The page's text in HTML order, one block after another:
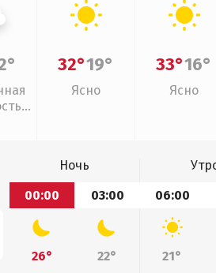
32°19°
Ясно
33°16°
Ясно
Ночь
00:00
03:00 06:00
26° 22° 21°